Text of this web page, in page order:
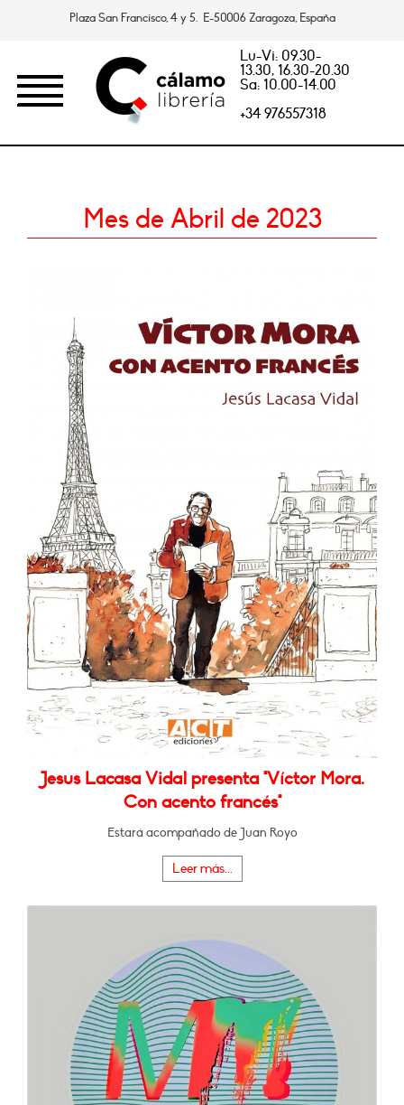
Plaza San Francisco, 4 y 5. E-50006 Zaragoza, España
Lu-Vi: 09.30-
13.30, 16.30-20.30
Sa: 10.00-14.00
+34 976557318
Mes de Abril de 2023
Jesus Lacasa Vidal presenta "Víctor Mora.
Con acento francés"
Estará acompañado de Juan Royo
Leer más...